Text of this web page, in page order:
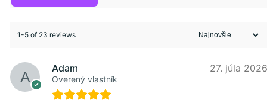
1-5 of 23 reviews
Adam
Overený vlastník
27. júla 2026